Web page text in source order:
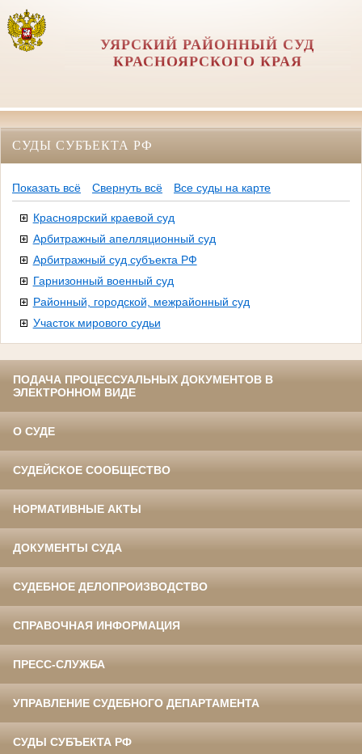
УЯРСКИЙ РАЙОННЫЙ СУД
КРАСНОЯРСКОГО КРАЯ
СУДЫ СУБЪЕКТА РФ
Показать всё Свернуть всё Все суды на карте
Красноярский краевой суд
Арбитражный апелляционный суд
Арбитражный суд субъекта РФ
Гарнизонный военный суд
Районный, городской, межрайонный суд
Участок мирового судьи
ПОДАЧА ПРОЦЕССУАЛЬНЫХ ДОКУМЕНТОВ В
ЭЛЕКТРОННОМ ВИДЕ
О СУДЕ
СУДЕЙСКОЕ СООБЩЕСТВО
НОРМАТИВНЫЕ АКТЫ
ДОКУМЕНТЫ СУДА
СУДЕБНОЕ ДЕЛОПРОИЗВОДСТВО
СПРАВОЧНАЯ ИНФОРМАЦИЯ
ПРЕСС-СЛУЖБА
УПРАВЛЕНИЕ СУДЕБНОГО ДЕПАРТАМЕНТА
СУДЫ СУБЪЕКТА РФ